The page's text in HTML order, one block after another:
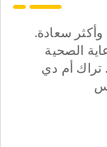
سعادة.
الصحية
تراك أم دي